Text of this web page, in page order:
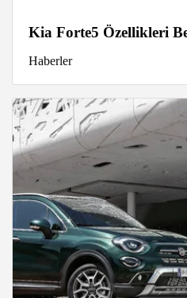
Kia Forte5 Özellikleri
Haberler